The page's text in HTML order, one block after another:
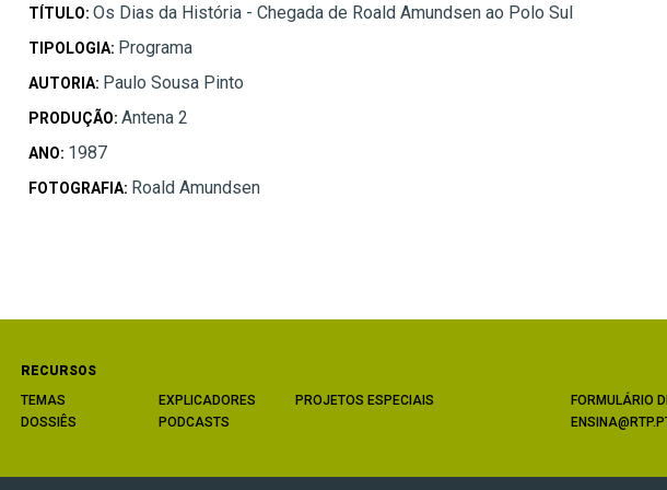
TÍTULO: Os Dias da História - Chegada de Roald Amundsen ao Polo Sul
TIPOLOGIA: Programa
AUTORIA: Paulo Sousa Pinto
PRODUÇÃO: Antena 2
ANO: 1987
FOTOGRAFIA: Roald Amundsen
RECURSOS
TEMAS
DOSSIÊS
EXPLICADORES
PODCASTS
PROJETOS ESPECIAIS
FORMULÁRIO